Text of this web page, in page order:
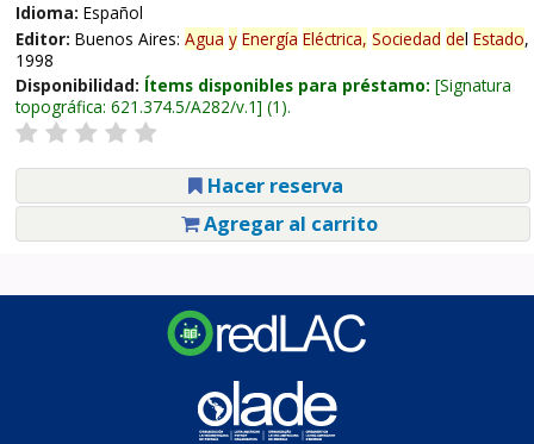
Idioma: Español
Editor: Buenos Aires: Agua y Energía Eléctrica, Sociedad del Estado,
1998
Disponibilidad: Ítems disponibles para préstamo: Signatura
topográfica: 621.374.5/A282/v.1 (1).
Hacer reserva
Agregar al carrito